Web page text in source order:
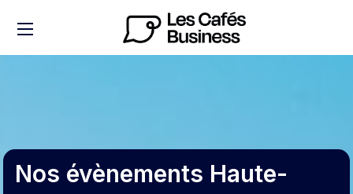
Nos évènements Haute-